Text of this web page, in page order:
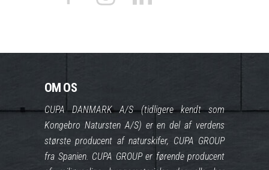
OM OS
CUPA DANMARK A/S (tidligere kendt som
Kongebro Natursten A/S) er en del af verdens
største producent af naturskifer, CUPA GROUP
fra Spanien. CUPA GROUP er førende producent